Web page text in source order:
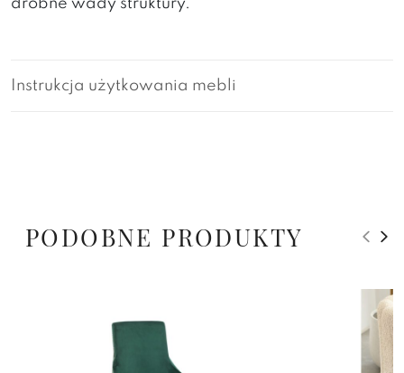
drobne wady struktury.
Instrukcja użytkowania mebli
PODOBNE PRODUKTY